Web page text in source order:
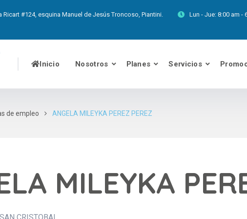
Ricart #124, esquina Manuel de Jesús Troncoso, Piantini. Lun - Jue: 8:00 am -
Inicio Nosotros Planes Servicios
de empleo ANGELA MILEYKA PEREZ PEREZ
MILEYKA